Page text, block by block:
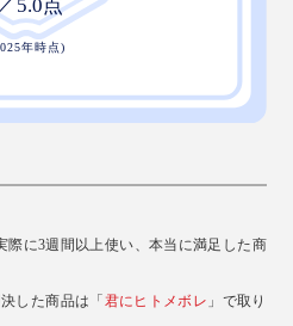
ージは、できるだけゴミを減
際に3週間以上使い、本当に満足した商
した商品は「 君にヒトメボレ 」で取り